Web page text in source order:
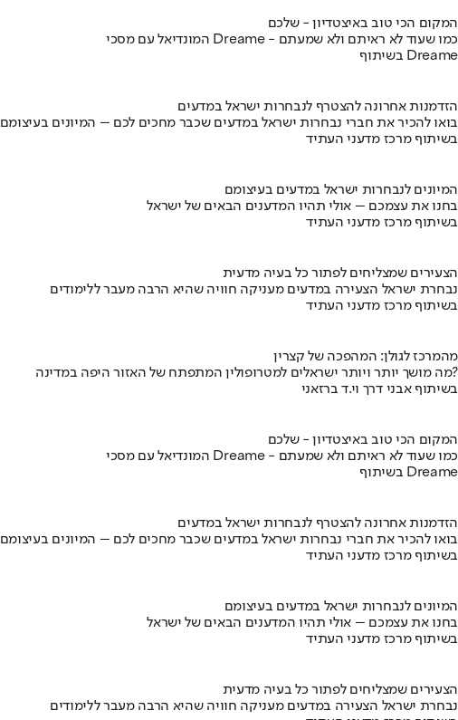
המקום הכי טוב באיצטדיון - שלכם
המונדיאל עם מסכי Dreame - כמו שעוד לא ראיתם ולא שמעתם
בשיתוף Dreame
הזדמנות אחרונה להצטרף לנבחרות ישראל במדעים
בואו להכיר את חברי נבחרות ישראל במדעים שכבר מחכים לכם – המיונים בעיצומם
בשיתוף מרכז מדעני העתיד
המיונים לנבחרות ישראל במדעים בעיצומם
בחנו את עצמכם – אולי תהיו המדענים הבאים של ישראל
בשיתוף מרכז מדעני העתיד
הצעירים שמצליחים לפתור כל בעיה מדעית
נבחרת ישראל הצעירה במדעים מעניקה חוויה שהיא הרבה מעבר ללימודים
בשיתוף מרכז מדעני העתיד
מהמרכז לגולן: המהפכה של קצרין
מה מושך יותר ויותר ישראלים למטרופולין המתפתח של האזור היפה במדינה?
בשיתוף אבני דרך וי.ד ברזאני
המקום הכי טוב באיצטדיון - שלכם
המונדיאל עם מסכי Dreame - כמו שעוד לא ראיתם ולא שמעתם
בשיתוף Dreame
הזדמנות אחרונה להצטרף לנבחרות ישראל במדעים
בואו להכיר את חברי נבחרות ישראל במדעים שכבר מחכים לכם – המיונים בעיצומם
בשיתוף מרכז מדעני העתיד
המיונים לנבחרות ישראל במדעים בעיצומם
בחנו את עצמכם – אולי תהיו המדענים הבאים של ישראל
בשיתוף מרכז מדעני העתיד
הצעירים שמצליחים לפתור כל בעיה מדעית
נבחרת ישראל הצעירה במדעים מעניקה חוויה שהיא הרבה מעבר ללימודים